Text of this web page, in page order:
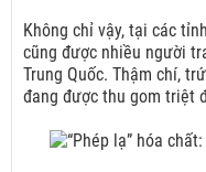
Không chỉ vậy, tại các
cũng được nhiều người
Trung Quốc. Thậm chí,
đang được thu gom triệt